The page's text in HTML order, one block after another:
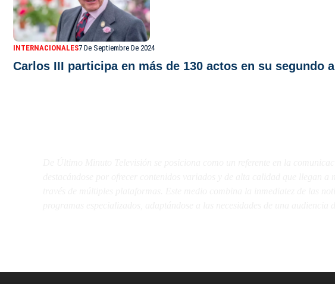
INTERNACIONALES7 De Septiembre De 2024
Carlos III participa en más de 130 actos en su segundo